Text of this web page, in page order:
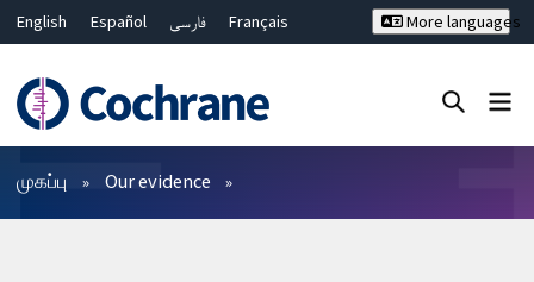
English Español فارسی
Français
Bahasa Malaysia
ไทย
繁體中文
简体中文
More languages
வடிகட்டிகள்
முகப்பு Our evidence